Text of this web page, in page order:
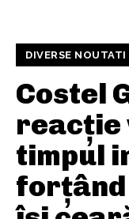
DIVERSE NOUTATI
Costel
reacție
timpul